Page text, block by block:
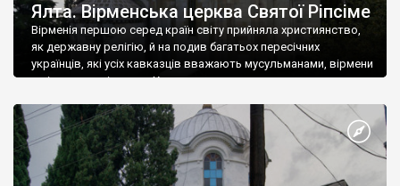
Ялта. Вірменська церква Святої Ріпсіме
Вірменія першою серед країн світу прийняла християнство,
як державну релігію, й на подив багатьох пересічних
українців, які усіх кавказців вважають мусульманами, вірмени
є відданими вірянами Христа